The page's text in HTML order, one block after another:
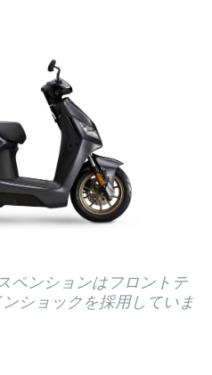
ペンションはフロントテ
ショックを採用していま